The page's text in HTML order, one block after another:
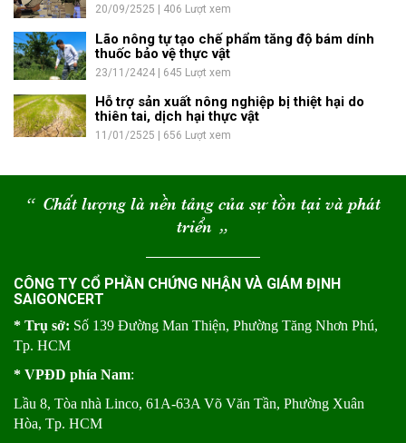
20/09/2525 | 406 Lượt xem
Lão nông tự tạo chế phẩm tăng độ bám dính
thuốc bảo vệ thực vật
23/11/2424 | 645 Lượt xem
Hỗ trợ sản xuất nông nghiệp bị thiệt hại do
thiên tai, dịch hại thực vật
11/01/2525 | 656 Lượt xem
“ Chất lượng là nền tảng của sự tồn tại và phát
triển “
CÔNG TY CỔ PHẦN CHỨNG NHẬN VÀ GIÁM ĐỊNH
SAIGONCERT
* Trụ sở: Số 139 Đường Man Thiện, Phường Tăng Nhơn Phú,
Tp. HCM
* VPĐD phía Nam:
Lầu 8, Tòa nhà Linco, 61A-63A Võ Văn Tần, Phường Xuân
Hòa, Tp. HCM